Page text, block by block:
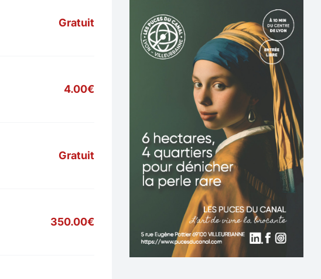
Gratuit
4.00€
Gratuit
350.00€